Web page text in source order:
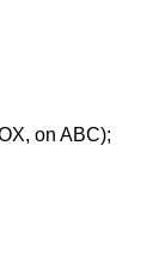
on ABC);